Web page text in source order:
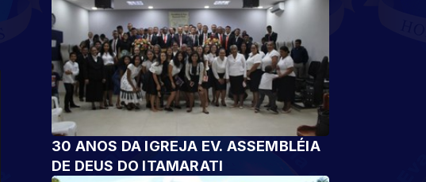
30 ANOS DA IGREJA EV. ASSEMBLÉIA
DE DEUS DO ITAMARATI